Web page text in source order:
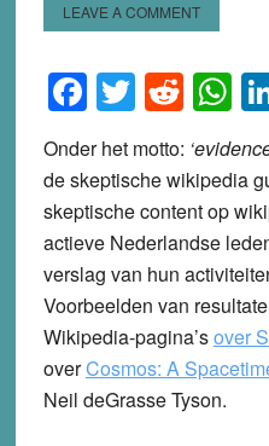
LEAVE A COMMENT
Facebook
Twitter
Onder het motto:
de skeptische wikipedia
skeptische content op
actieve Nederlandse
verslag van hun
Voorbeelden van
Wikipedia-pagina’sover
overCosmos: A
Neil deGrasse Tyson.